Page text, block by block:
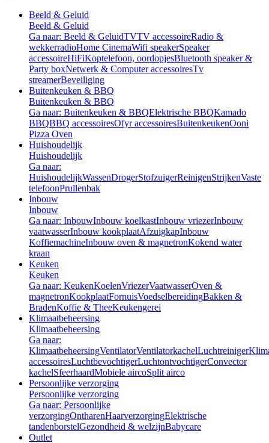
Beeld & Geluid
Beeld & Geluid
Ga naar: Beeld & GeluidTVTV accessoireRadio &
wekkerradioHome CinemaWifi speakerSpeaker
accessoireHiFiKoptelefoon, oordopjesBluetooth speaker &
Party boxNetwerk & Computer accessoiresTv
streamerBeveiliging
Buitenkeuken & BBQ
Buitenkeuken & BBQ
Ga naar: Buitenkeuken & BBQElektrische BBQKamado
BBQBBQ accessoiresOfyr accessoiresBuitenkeukenOoni
Pizza Oven
Huishoudelijk
Huishoudelijk
Ga naar:
HuishoudelijkWassenDrogerStofzuigerReinigenStrijkenVaste
telefoonPrullenbak
Inbouw
Inbouw
Ga naar: InbouwInbouw koelkastInbouw vriezerInbouw
vaatwasserInbouw kookplaatAfzuigkapInbouw
KoffiemachineInbouw oven & magnetronKokend water
kraan
Keuken
Keuken
Ga naar: KeukenKoelenVriezerVaatwasserOven &
magnetronKookplaatFornuisVoedselbereidingBakken &
BradenKoffie & TheeKeukengerei
Klimaatbeheersing
Klimaatbeheersing
Ga naar:
KlimaatbeheersingVentilatorVentilatorkachelLuchtreiniger
accessoiresLuchtbevochtigerLuchtontvochtigerConvector
kachelSfeerhaardMobiele aircoSplit airco
Persoonlijke verzorging
Persoonlijke verzorging
Ga naar: Persoonlijke
verzorgingOntharenHaarverzorgingElektrische
tandenborstelGezondheid & welzijnBabycare
Outlet